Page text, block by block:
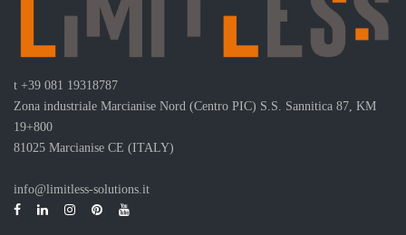
t +39 081 19318787
Zona industriale Marcianise Nord (Centro PIC) S.S. Sannitica 87, KM
19+800
81025 Marcianise CE (ITALY)
info@limitless-solutions.it